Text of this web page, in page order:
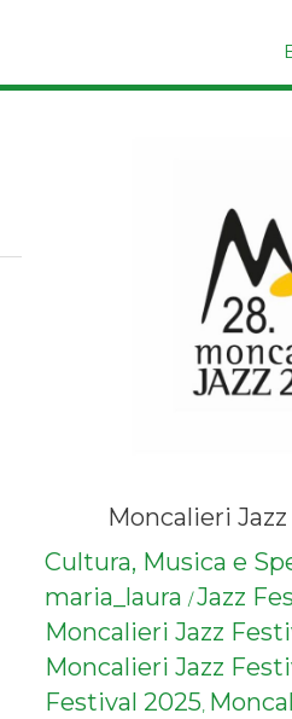
Moncalieri
Cultura, Musica e
maria_laura /Jazz
Moncalieri Jazz
Moncalieri Jazz
Festival 2025,